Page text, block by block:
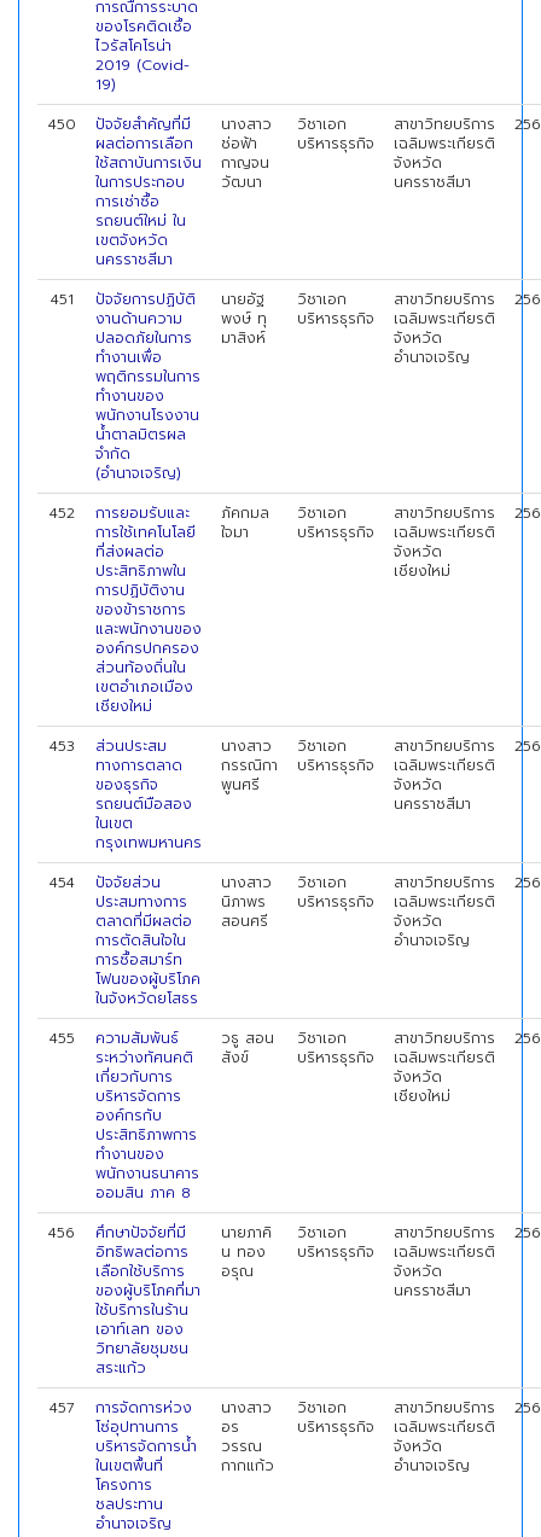
การณืการระบาด
ของโรคติดเชื้อ
ไวรัสโคโรน่า
2019 (Covid-
19)
450
ปัจจัยสำคัญที่มี
ผลต่อการเลือก
ใช้สถาบันการเงิน
ในการประกอบ
การเช่าซื้อ
รถยนต์ใหม่ ใน
เขตจังหวัด
นครราชสีมา
นางสาว
ช่อฟ้า
กาญจน
วัฒนา
วิชาเอก
บริหารธุรกิจ
สาขาวิทยบริการ
เฉลิมพระเกียรติ
จังหวัด
นครราชสีมา
451
ปัจจัยการปฏิบัติ
งานด้านความ
ปลอดภัยในการ
ทำงานเพื่อ
พฤติกรรมในการ
ทำงานของ
พนักงานโรงงาน
น้ำตาลมิตรผล
จำกัด
(อำนาจเจริญ)
นายอัฐ
พงษ์ ทุ
มาสิงห์
วิชาเอก
บริหารธุรกิจ
สาขาวิทยบริการ
เฉลิมพระเกียรติ
จังหวัด
อำนาจเจริญ
452
การยอมรับและ
การใช้เทคโนโลยี
ที่ส่งผลต่อ
ประสิทธิภาพใน
การปฏิบัติงาน
ของข้าราชการ
และพนักงานของ
องค์กรปกครอง
ส่วนท้องถิ่นใน
เขตอำเภอเมือง
เชียงใหม่
ภัคกมล
ใจมา
วิชาเอก
บริหารธุรกิจ
สาขาวิทยบริการ
เฉลิมพระเกียรติ
จังหวัด
เชียงใหม่
453
ส่วนประสม
ทางการตลาด
ของธุรกิจ
รถยนต์มือสอง
ในเขต
กรุงเทพมหานคร
นางสาว
กรรณิกา
พูนศรี
วิชาเอก
บริหารธุรกิจ
สาขาวิทยบริการ
เฉลิมพระเกียรติ
จังหวัด
นครราชสีมา
454
ปัจจัยส่วน
ประสมทางการ
ตลาดที่มีผลต่อ
การตัดสินใจใน
การซื้อสมาร์ท
โฟนของผู้บริโภค
ในจังหวัดยโสธร
นางสาว
นิภาพร
สอนศรี
วิชาเอก
บริหารธุรกิจ
สาขาวิทยบริการ
เฉลิมพระเกียรติ
จังหวัด
อำนาจเจริญ
455
ความสัมพันธ์
ระหว่างทัศนคติ
เกี่ยวกับการ
บริหารจัดการ
องค์กรกับ
ประสิทธิภาพการ
ทำงานของ
พนักงานธนาคาร
ออมสิน ภาค 8
วธู สอน
สังข์
วิชาเอก
บริหารธุรกิจ
สาขาวิทยบริการ
เฉลิมพระเกียรติ
จังหวัด
เชียงใหม่
456
ศึกษาปัจจัยที่มี
อิทธิพลต่อการ
เลือกใช้บริการ
ของผู้บริโภคที่มา
ใช้บริการในร้าน
เอาท์เลท ของ
วิทยาลัยชุมชน
สระแก้ว
นายภาคิ
น ทอง
อรุณ
วิชาเอก
บริหารธุรกิจ
สาขาวิทยบริการ
เฉลิมพระเกียรติ
จังหวัด
นครราชสีมา
457
การจัดการห่วง
โซ่อุปทานการ
บริหารจัดการน้ำ
ในเขตพื้นที่
โครงการ
ชลประทาน
อำนาจเจริญ
นางสาว
อร
วรรณ
กากแก้ว
วิชาเอก
บริหารธุรกิจ
สาขาวิทยบริการ
เฉลิมพระเกียรติ
จังหวัด
อำนาจเจริญ